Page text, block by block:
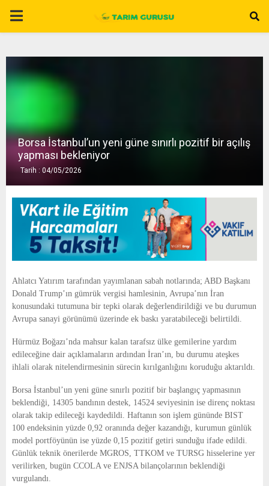
P
I
A
E
N
U
Borsa İstanbul’un yeni güne sınırlı pozitif bir açılış
yapması bekleniyor
Tarih : 04/05/2026
Ahlatcı Yatırım tarafından yayımlanan sabah notlarında; ABD Başkanı
Donald Trump’ın gümrük vergisi hamlesinin, Avrupa’nın İran
konusundaki tutumuna bir tepki olarak değerlendirildiği ve bu durumun
Avrupa sanayi görünümü üzerinde ek baskı yaratabileceği belirtildi.
Hürmüz Boğazı’nda mahsur kalan tarafsız ülke gemilerine yardım
edileceğine dair açıklamaların ardından İran’ın, bu durumu ateşkes
ihlali olarak nitelendirmesinin sürecin kırılganlığını koruduğu aktarıldı.
Borsa İstanbul’un yeni güne sınırlı pozitif bir başlangıç yapmasının
beklendiği, 14305 bandının destek, 14524 seviyesinin ise direnç noktası
olarak takip edileceği kaydedildi. Haftanın son işlem gününde BIST
100 endeksinin yüzde 0,92 oranında değer kazandığı, kurumun günlük
model portföyünün ise yüzde 0,15 pozitif getiri sunduğu ifade edildi.
Günlük teknik önerilerde MGROS, TTKOM ve TURSG hisselerine yer
verilirken, bugün CCOLA ve ENJSA bilançolarının beklendiği
vurgulandı.